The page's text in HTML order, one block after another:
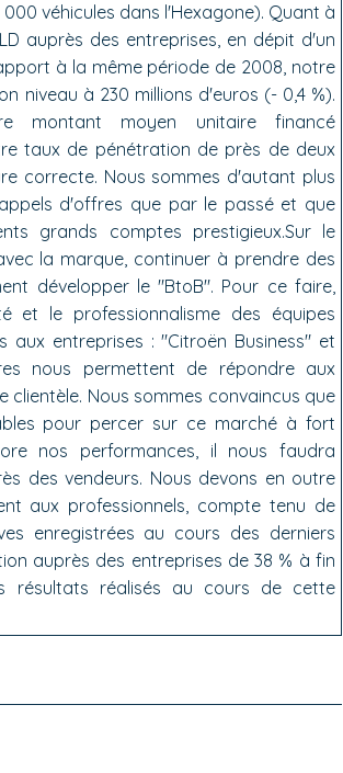
véhicules dans l'Hexagone). Quant à
auprès des entreprises, en dépit d'un
à la même période de 2008, notre
niveau à 230 millions d'euros (- 0,4 %).
montant moyen unitaire financé
taux de pénétration de près de deux
correcte. Nous sommes d'autant plus
d'offres que par le passé et que
grands comptes prestigieux.Sur le
la marque, continuer à prendre des
développer le "BtoB". Pour ce faire,
et le professionnalisme des équipes
entreprises : "Citroën Business" et
nous permettent de répondre aux
Nous sommes convaincus que
pour percer sur ce marché à fort
nos performances, il nous faudra
des vendeurs. Nous devons en outre
aux professionnels, compte tenu de
enregistrées au cours des derniers
auprès des entreprises de 38 % à fin
résultats réalisés au cours de cette